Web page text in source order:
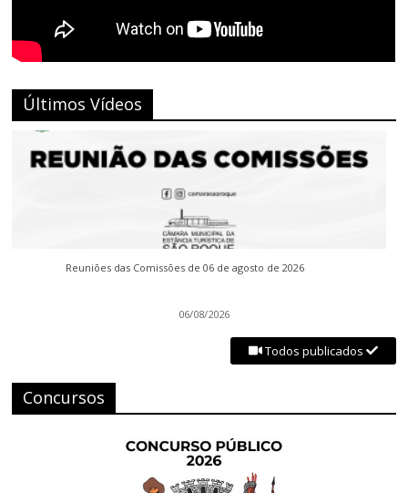
Últimos Vídeos
Reuniões das Comissões de 06 de agosto de 2026
06/08/2026
Todos publicados
Concursos